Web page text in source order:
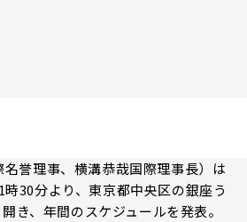
誉理事、横溝恭哉国際理事長）は
30分より、東京都中央区の銀座う
き、年間のスケジュールを発表。